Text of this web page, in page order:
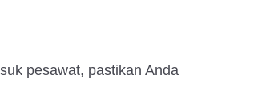
pesawat, pastikan Anda